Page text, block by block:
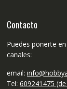
Contacto
Puedes ponerte
canales:
email:
Tel: 609241475